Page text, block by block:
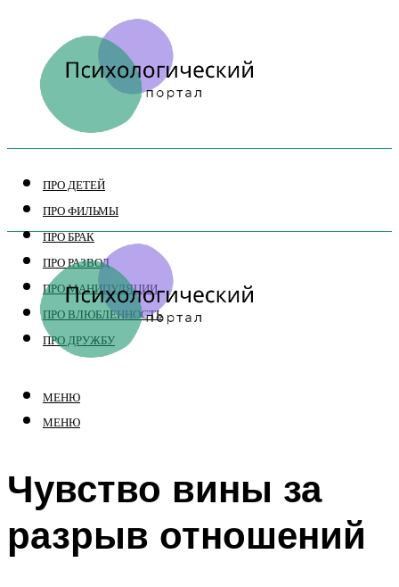
ПРО ДЕТЕЙ
ПРО ФИЛЬМЫ
ПРО БРАК
ПРО РАЗВОД
ПРО МАНИПУЛЯЦИИ
ПРО ВЛЮБЛЕННОСТЬ
ПРО ДРУЖБУ
МЕНЮ
МЕНЮ
Чувство вины за
разрыв отношений